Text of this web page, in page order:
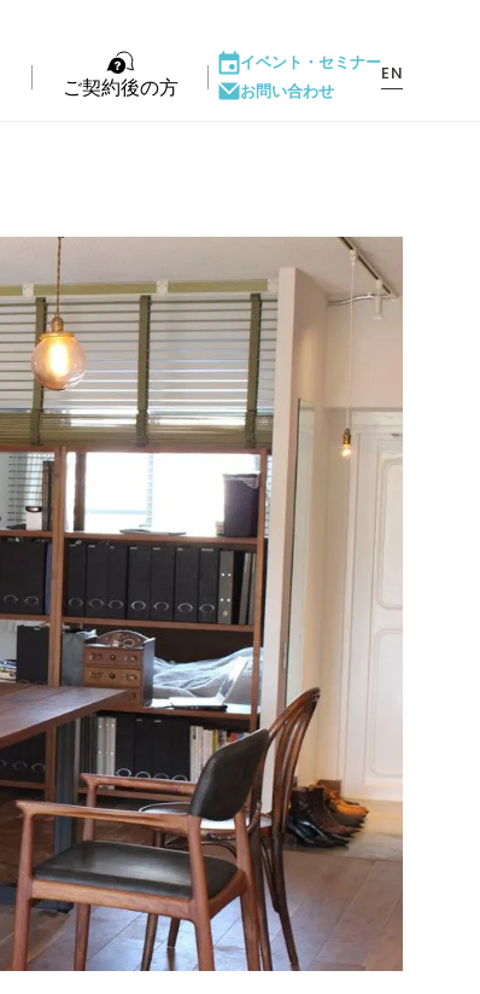
ード
ご契約後の方
イベント・ セミナー
お問い合わせ
EN